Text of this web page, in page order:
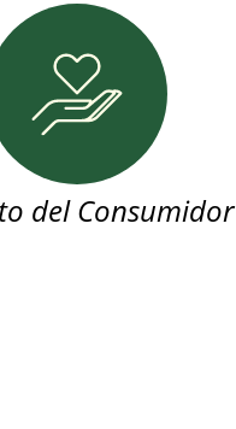
del Consumidor